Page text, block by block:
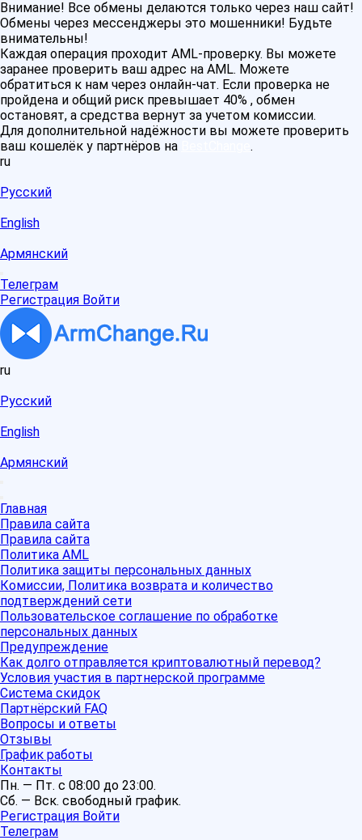
Внимание! Все обмены делаются только через наш сайт!
Обмены через мессенджеры это мошенники! Будьте
внимательны!
Каждая операция проходит AML-проверку. Вы можете
заранее проверить ваш адрес на AML. Можете
обратиться к нам через онлайн-чат. Если проверка не
пройдена и общий риск превышает 40% , обмен
остановят, а средства вернут за учетом комиссии.
Для дополнительной надёжности вы можете проверить
ваш кошелёк у партнёров на
.
ru
Русский
English
Армянский
Телеграм
Регистрация Войти
ru
Русский
English
Армянский
Главная
Правила сайта
Правила сайта
Политика AML
Политика защиты персональных данных
Комиссии, Политика возврата и количество
подтверждений сети
Пользовательское соглашение по обработке
персональных данных
Предупреждение
Как долго отправляется криптовалютный перевод?
Условия участия в партнерской программе
Система скидок
Партнёрский FAQ
Вопросы и ответы
Отзывы
График работы
Контакты
Пн. — Пт. с 08:00 до 23:00.
Сб. — Вск. свободный график.
Регистрация Войти
Телеграм